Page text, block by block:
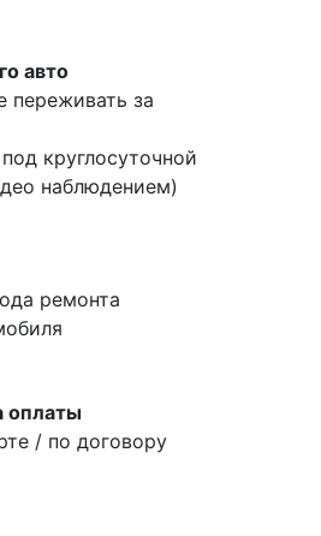
авто
переживать за
круглосуточной
наблюдением)
ремонта
оплаты
/ по договору